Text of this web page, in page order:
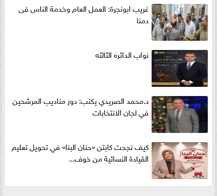
غريب ابونجرة: العمل العام وخدمة الناس فى
دمنا
نواب الدائره الثالثه
د.محمد الصريدي يكتب: دور مناديب المرشحين
في لجان الانتخابات
كيف نجحت كابتن «حنان البنا» في تحويل تعليم
القيادة النسائية من خوف...